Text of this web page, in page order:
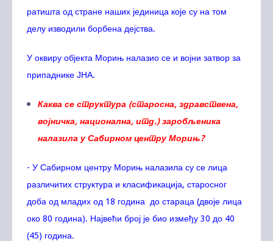
ратишта од стране наших јединица које су на том
делу изводили борбена дејства.
У оквиру објекта Морињ налазио се и војни затвор за
припаднике ЈНА.
Каква се структура (старосна, здравствена,
војничка, национална, итд.) заробљеника
налазила у Сабирном центру Морињ?
- У Сабирном центру Морињ налазила су се лица
различитих структура и класификација, старосног
доба од младих од 18 година до стараца (двоје лица
око 80 година). Највећи број је био између 30 до 40
(45) година.